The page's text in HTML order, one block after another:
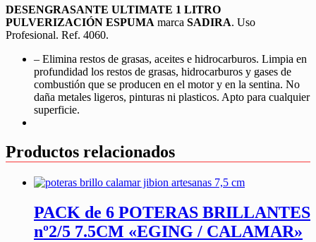
DESENGRASANTE ULTIMATE 1 LITRO
PULVERIZACIÓN ESPUMA marca SADIRA. Uso
Profesional. Ref. 4060.
– Elimina restos de grasas, aceites e hidrocarburos. Limpia en
profundidad los restos de grasas, hidrocarburos y gases de
combustión que se producen en el motor y en la sentina. No
daña metales ligeros, pinturas ni plasticos. Apto para cualquier
superficie.
Productos relacionados
PACK de 6 POTERAS BRILLANTES
nº2/5 7.5CM «EGING / CALAMAR»